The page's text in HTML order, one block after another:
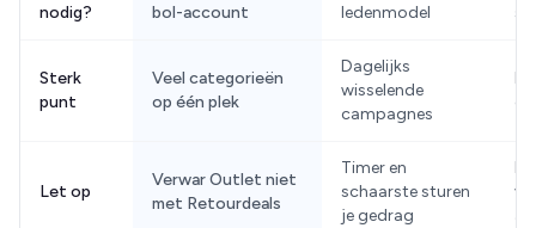
nodig?
bol-account
ledenmodel
Sterk
punt
Veel categorieën
op één plek
Dagelijks
wisselende
campagnes
Let op
Verwar Outlet niet
met Retourdeals
Timer en
schaarste sturen
je gedrag